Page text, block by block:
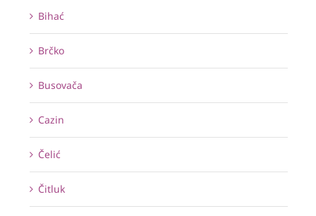
Bihać
Brčko
Busovača
Cazin
Čelić
Čitluk